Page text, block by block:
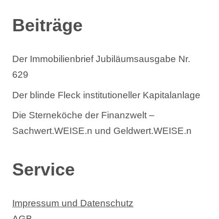
Beiträge
Der Immobilienbrief Jubiläumsausgabe Nr.
629
Der blinde Fleck institutioneller Kapitalanlage
Die Sterneköche der Finanzwelt –
Sachwert.WEISE.n und Geldwert.WEISE.n
Service
Impressum und Datenschutz